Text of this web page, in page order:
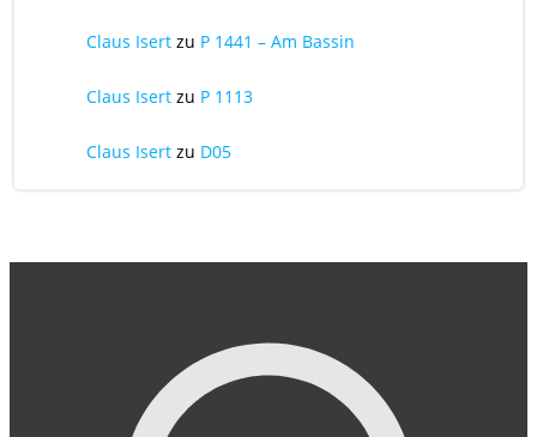
Claus Isert zu P 1441 – Am Bassin
Claus Isert zu P 1113
Claus Isert zu D05